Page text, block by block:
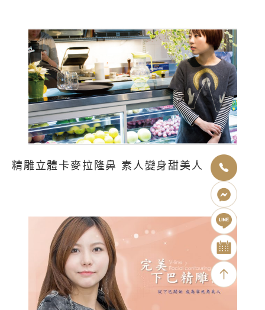
精雕立體卡麥拉隆鼻 素人變身甜美人